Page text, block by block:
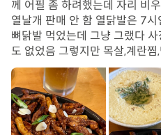
께 어필 좀 하려했는데 자리 비
열날개 판매 안 함 열닭발은 7
뼈닭발 먹었는데 그냥 그랬다
도 없었음 그렇지만 목살,계란찜